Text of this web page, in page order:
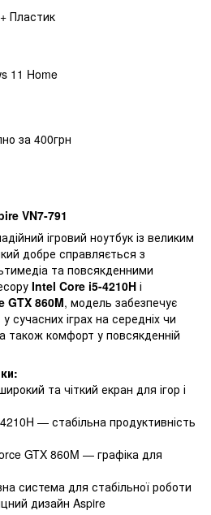
Пластик
11 Home
за 400грн
VN7-791
ігровий ноутбук із великим
добре справляється з
та повсякденними
Intel Core i5-4210H і
GTX 860M, модель забезпечує
сучасних іграх на середніх чи
також комфорт у повсякденній
та чіткий екран для ігор і
— стабільна продуктивність
GTX 860M — графіка для
система для стабільної роботи
дизайн Aspire